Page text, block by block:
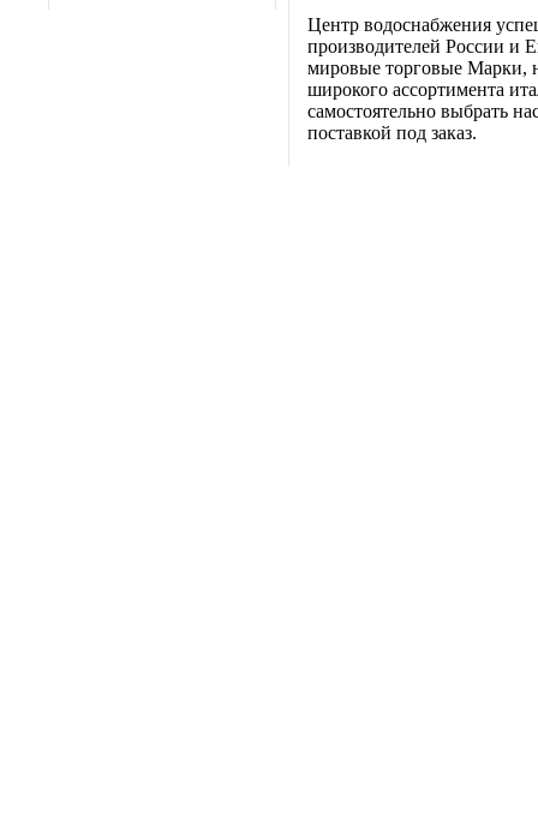
Центр водоснабжения
производителей России и
мировые торговые Марки,
широкого ассортимента
самостоятельно выбрать
поставкой под заказ.